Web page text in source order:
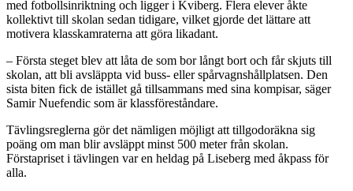
med fotbollsinriktning och ligger i Kviberg. Flera elever åkte
kollektivt till skolan sedan tidigare, vilket gjorde det lättare att
motivera klasskamraterna att göra likadant.
– Första steget blev att låta de som bor långt bort och får skjuts till
skolan, att bli avsläppta vid buss- eller spårvagnshållplatsen. Den
sista biten fick de istället gå tillsammans med sina kompisar, säger
Samir Nuefendic som är klassföreståndare.
Tävlingsreglerna gör det nämligen möjligt att tillgodoräkna sig
poäng om man blir avsläppt minst 500 meter från skolan.
Förstapriset i tävlingen var en heldag på Liseberg med åkpass för
alla.